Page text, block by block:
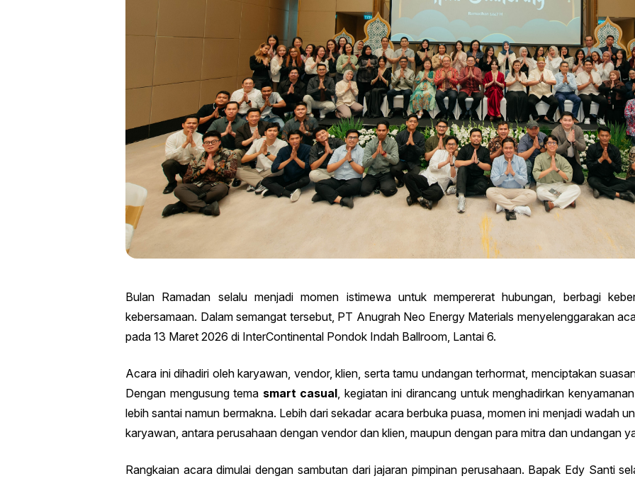
Bulan Ramadan selalu menjadi momen istimewa untuk mempererat hubungan, berbagi
kebersamaan. Dalam semangat tersebut, PT Anugrah Neo Energy Materials menyelenggarakan
pada 13 Maret 2026 di InterContinental Pondok Indah Ballroom, Lantai 6.
Acara ini dihadiri oleh karyawan, vendor, klien, serta tamu undangan terhormat, menciptakan
Dengan mengusung tema smart casual , kegiatan ini dirancang untuk menghadirkan
lebih santai namun bermakna. Lebih dari sekadar acara berbuka puasa, momen ini menjadi wadah
karyawan, antara perusahaan dengan vendor dan klien, maupun dengan para mitra dan undangan
Rangkaian acara dimulai dengan sambutan dari jajaran pimpinan perusahaan. Bapak Edy Santi